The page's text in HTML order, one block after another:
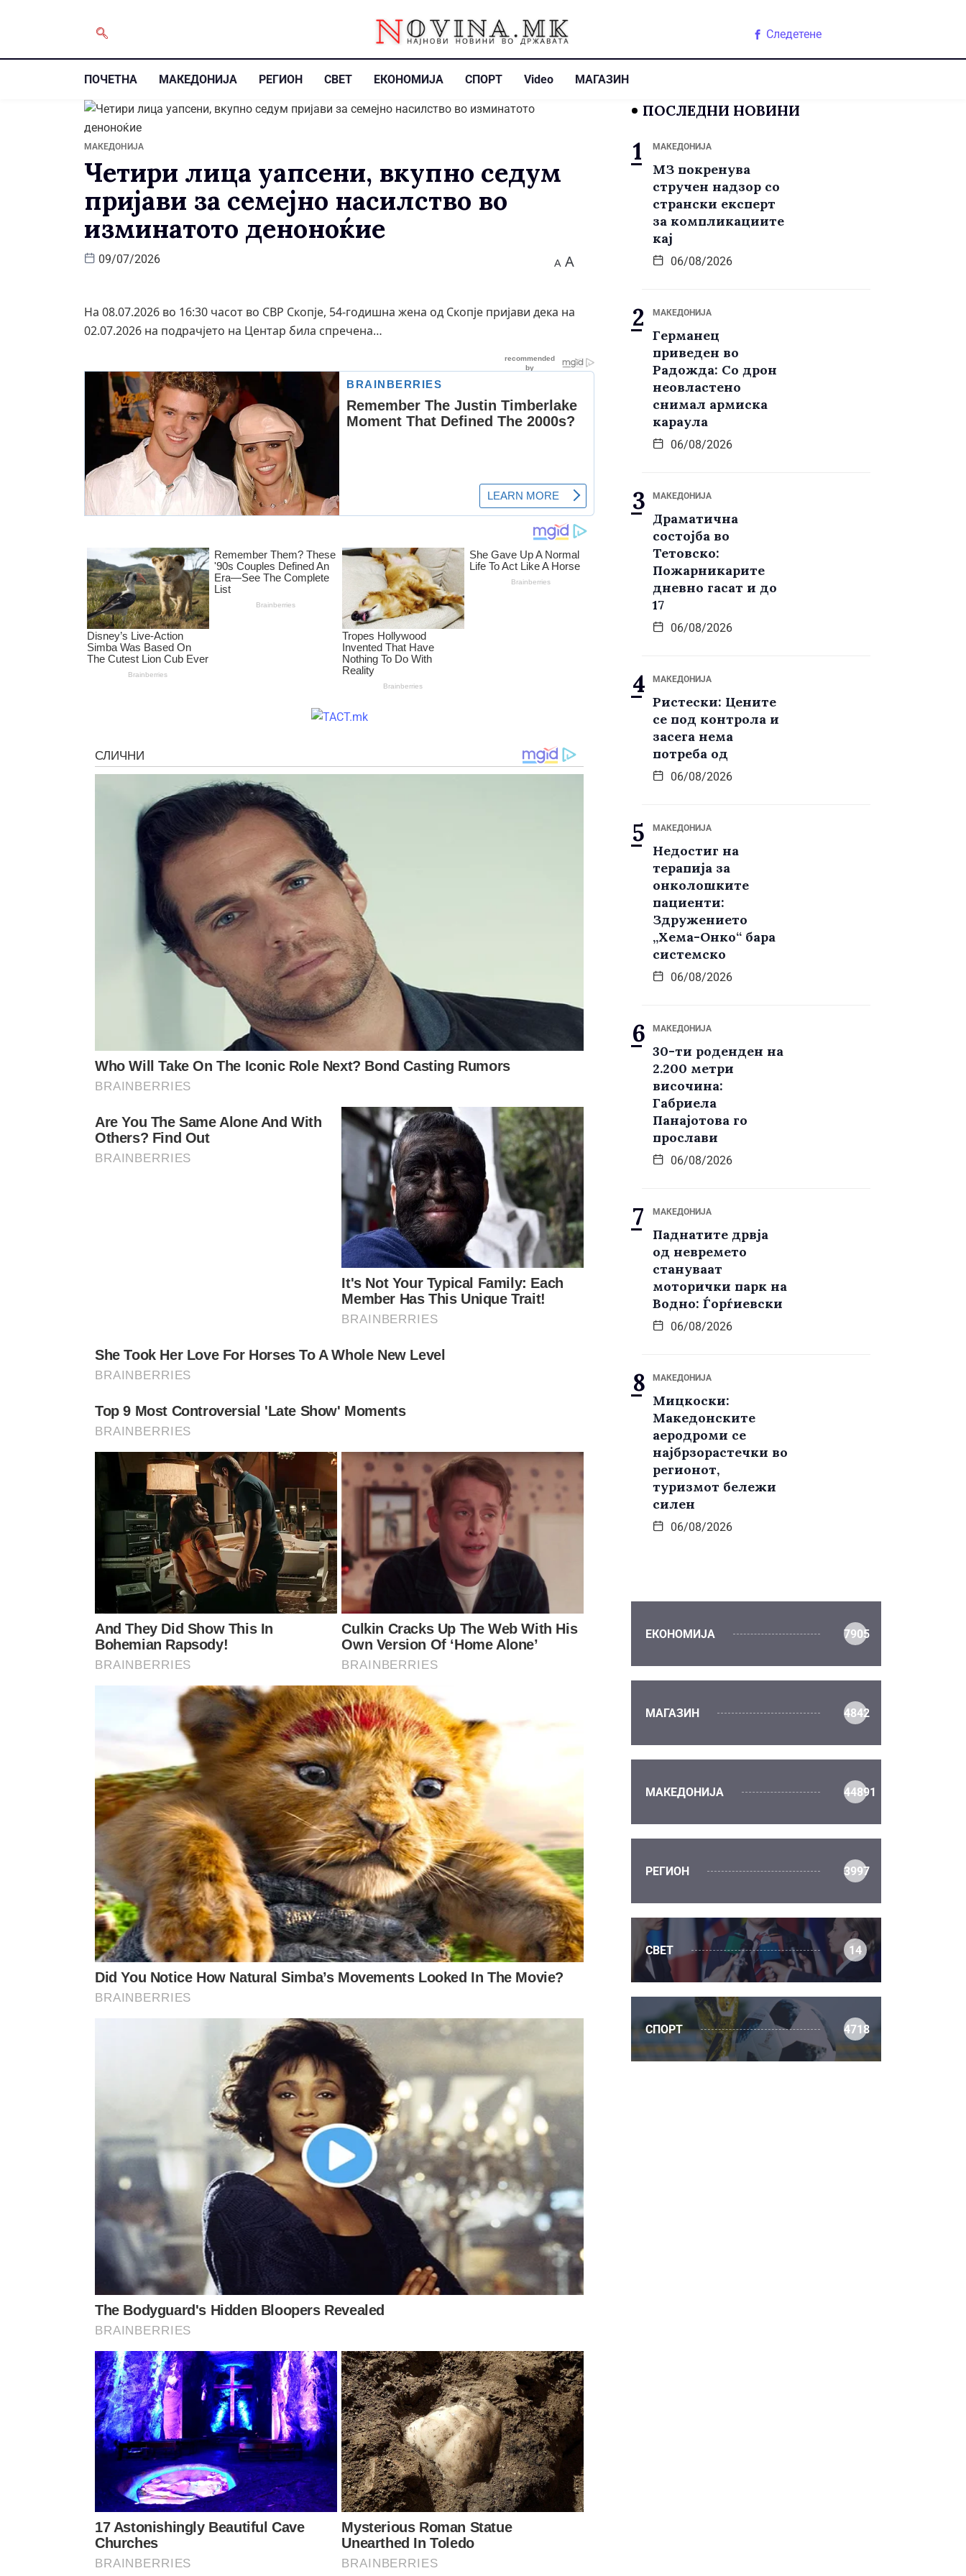
Следетене
ПОЧЕТНА МАКЕДОНИЈА РЕГИОН СВЕТ ЕКОНОМИЈА СПОРТ Video МАГАЗИН
МАКЕДОНИЈА
Четири лица уапсени, вкупно седум
пријави за семејно насилство во
изминатото деноноќие
09/07/2026 A A
На 08.07.2026 во 16:30 часот во СВР Скопје, 54-годишна жена од Скопје пријави дека на
02.07.2026 на подрачјето на Центар била спречена…
ПОСЛЕДНИ НОВИНИ
МАКЕДОНИЈА
МЗ покренува
стручен надзор со
странски експерт
за компликациите
кај
06/08/2026
МАКЕДОНИЈА
Германец
приведен во
Радожда: Со дрон
неовластено
снимал армиска
караула
06/08/2026
МАКЕДОНИЈА
Драматична
состојба во
Тетовско:
Пожарникарите
дневно гасат и до
17
06/08/2026
МАКЕДОНИЈА
Ристески: Цените
се под контрола и
засега нема
потреба од
06/08/2026
МАКЕДОНИЈА
Недостиг на
терапија за
онколошките
пациенти:
Здружението
„Хема-Онко“ бара
системско
06/08/2026
МАКЕДОНИЈА
30-ти роденден на
2.200 метри
височина:
Габриела
Панајотова го
прослави
06/08/2026
МАКЕДОНИЈА
Паднатите дрвја
од невремето
стануваат
моторички парк на
Водно: Ѓорѓиевски
06/08/2026
МАКЕДОНИЈА
Мицкоски:
Македонските
аеродроми се
најбрзорастечки во
регионот,
туризмот бележи
силен
06/08/2026
ЕКОНОМИЈА 7905
МАГАЗИН 4842
МАКЕДОНИЈА 44891
РЕГИОН 3997
СВЕТ 14
СПОРТ 4718